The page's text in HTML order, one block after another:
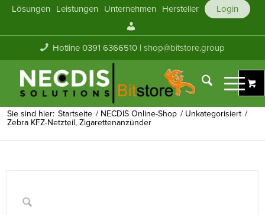
Lösungen Leistungen Unternehmen Hersteller
Login
Konto
Hotline 0391 6366510 |shop@bitstore.group
Sie sind hier: Startseite / NECDIS Online-Shop / Unkategorisiert /
Zebra KFZ-Netzteil, Zigarettenanzünder